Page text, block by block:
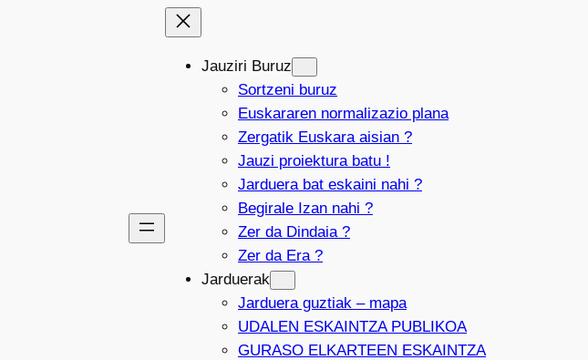
Jauziri Buruz
Sortzeni buruz
Euskararen normalizazio plana
Zergatik Euskara aisian ?
Jauzi proiektura batu !
Jarduera bat eskaini nahi ?
Begirale Izan nahi ?
Zer da Dindaia ?
Zer da Era ?
Jarduerak
Jarduera guztiak – mapa
UDALEN ESKAINTZA PUBLIKOA
GURASO ELKARTEEN ESKAINTZA